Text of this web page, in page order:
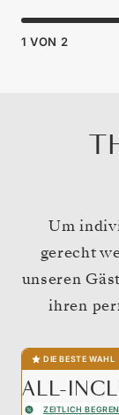
1 VON 2
Um
gerecht
unseren
ihren
DIE BESTE WAHL
ALL-
ZEITLICH